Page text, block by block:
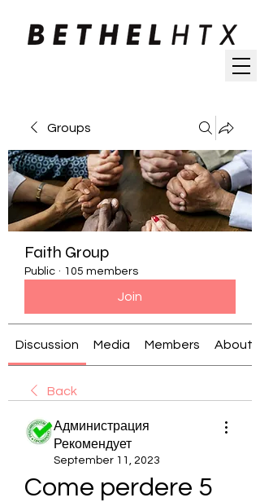
Groups
Faith Group
Public · 105 members
Join
Discussion Media Members About
Back
Администрация
Рекомендует
September 11, 2023
Come perdere 5